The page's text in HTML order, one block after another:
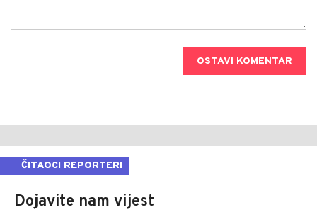
OSTAVI KOMENTAR
ČITAOCI REPORTERI
Dojavite nam vijest